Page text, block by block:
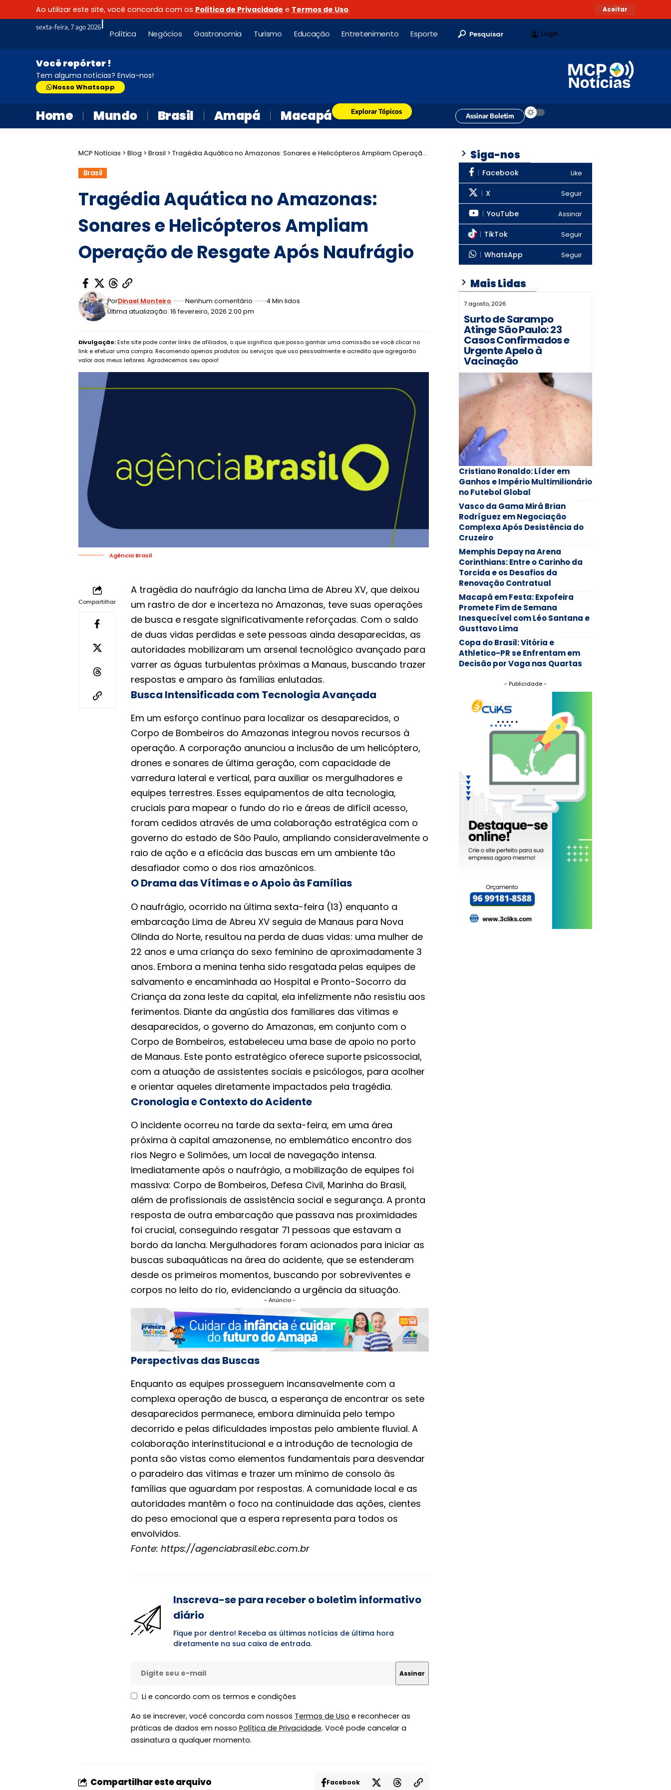
Ao utilizar este site, você concorda com os Política de Privacidade e Termos de Uso. Aceitar
sexta-feira, 7 ago 2026|
Política Negócios Gastronomia Turismo Educação Entretenimento Esporte Pesquisar Login
Você repórter !
Tem alguma notícias? Envia-nos!
Nosso Whatsapp
Home Mundo Brasil Amapá Macapá Explorar Tópicos
Assinar Boletim
MCP Notícias > Blog > Brasil > Tragédia Aquática no Amazonas: Sonares e Helicópteros Ampliam Operação de Resgate Após Naufrágio
Brasil
Tragédia Aquática no Amazonas:
Sonares e Helicópteros Ampliam
Operação de Resgate Após Naufrágio
Última atualização: 16 fevereiro, 2026 2:00 pm
PorDinael Monteiro Nenhum comentário 4 Min lidos
Divulgação:Este site pode conter links de afiliados, o que significa que posso ganhar uma comissão se você clicar no
link e efetuar uma compra. Recomendo apenas produtos ou serviços que uso pessoalmente e acredito que agregarão
valor aos meus leitores. Agradecemos seu apoio!
Agência Brasil
Compartilhar
A tragédia do naufrágio da lancha Lima de Abreu XV, que deixou
um rastro de dor e incerteza no Amazonas, teve suas operações
de busca e resgate significativamente reforçadas. Com o saldo
de duas vidas perdidas e sete pessoas ainda desaparecidas, as
autoridades mobilizaram um arsenal tecnológico avançado para
varrer as águas turbulentas próximas a Manaus, buscando trazer
respostas e amparo às famílias enlutadas.
Busca Intensificada com Tecnologia Avançada
Em um esforço contínuo para localizar os desaparecidos, o
Corpo de Bombeiros do Amazonas integrou novos recursos à
operação. A corporação anunciou a inclusão de um helicóptero,
drones e sonares de última geração, com capacidade de
varredura lateral e vertical, para auxiliar os mergulhadores e
equipes terrestres. Esses equipamentos de alta tecnologia,
cruciais para mapear o fundo do rio e áreas de difícil acesso,
foram cedidos através de uma colaboração estratégica com o
governo do estado de São Paulo, ampliando consideravelmente o
raio de ação e a eficácia das buscas em um ambiente tão
desafiador como o dos rios amazônicos.
O Drama das Vítimas e o Apoio às Famílias
O naufrágio, ocorrido na última sexta-feira (13) enquanto a
embarcação Lima de Abreu XV seguia de Manaus para Nova
Olinda do Norte, resultou na perda de duas vidas: uma mulher de
22 anos e uma criança do sexo feminino de aproximadamente 3
anos. Embora a menina tenha sido resgatada pelas equipes de
salvamento e encaminhada ao Hospital e Pronto-Socorro da
Criança da zona leste da capital, ela infelizmente não resistiu aos
ferimentos. Diante da angústia dos familiares das vítimas e
desaparecidos, o governo do Amazonas, em conjunto com o
Corpo de Bombeiros, estabeleceu uma base de apoio no porto
de Manaus. Este ponto estratégico oferece suporte psicossocial,
com a atuação de assistentes sociais e psicólogos, para acolher
e orientar aqueles diretamente impactados pela tragédia.
Cronologia e Contexto do Acidente
O incidente ocorreu na tarde da sexta-feira, em uma área
próxima à capital amazonense, no emblemático encontro dos
rios Negro e Solimões, um local de navegação intensa.
Imediatamente após o naufrágio, a mobilização de equipes foi
massiva: Corpo de Bombeiros, Defesa Civil, Marinha do Brasil,
além de profissionais de assistência social e segurança. A pronta
resposta de outra embarcação que passava nas proximidades
foi crucial, conseguindo resgatar 71 pessoas que estavam a
bordo da lancha. Mergulhadores foram acionados para iniciar as
buscas subaquáticas na área do acidente, que se estenderam
desde os primeiros momentos, buscando por sobreviventes e
corpos no leito do rio, evidenciando a urgência da situação.
- Anúncio -
Perspectivas das Buscas
Enquanto as equipes prosseguem incansavelmente com a
complexa operação de busca, a esperança de encontrar os sete
desaparecidos permanece, embora diminuída pelo tempo
decorrido e pelas dificuldades impostas pelo ambiente fluvial. A
colaboração interinstitucional e a introdução de tecnologia de
ponta são vistas como elementos fundamentais para desvendar
o paradeiro das vítimas e trazer um mínimo de consolo às
famílias que aguardam por respostas. A comunidade local e as
autoridades mantêm o foco na continuidade das ações, cientes
do peso emocional que a espera representa para todos os
envolvidos.
Fonte: https://agenciabrasil.ebc.com.br
Inscreva-se para receber o boletim informativo
diário
Fique por dentro! Receba as últimas notícias de última hora
diretamente na sua caixa de entrada.
Li e concordo com os termos e condições
Ao se inscrever, você concorda com nossos Termos de Uso e reconhecer as
práticas de dados em nosso Política de Privacidade. Você pode cancelar a
assinatura a qualquer momento.
Compartilhar este arquivo Facebook
Siga-nos
Facebook Like
X Seguir
YouTube Assinar
TikTok Seguir
WhatsApp Seguir
Mais Lidas
7 agosto, 2026
Surto de Sarampo
Atinge São Paulo: 23
Casos Confirmados e
Urgente Apelo à
Vacinação
Cristiano Ronaldo: Líder em
Ganhos e Império Multimilionário
no Futebol Global
Vasco da Gama Mirá Brian
Rodríguez em Negociação
Complexa Após Desistência do
Cruzeiro
Memphis Depay na Arena
Corinthians: Entre o Carinho da
Torcida e os Desafios da
Renovação Contratual
Macapá em Festa: Expofeira
Promete Fim de Semana
Inesquecível com Léo Santana e
Gusttavo Lima
Copa do Brasil: Vitória e
Athletico-PR se Enfrentam em
Decisão por Vaga nas Quartas
- Publicidade -